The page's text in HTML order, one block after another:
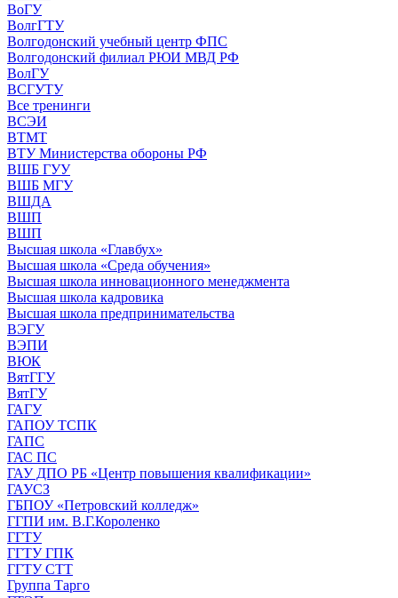
ВоГУ
ВолгГТУ
Волгодонский учебный центр ФПС
Волгодонский филиал РЮИ МВД РФ
ВолГУ
ВСГУТУ
Все тренинги
ВСЭИ
ВТМТ
ВТУ Министерства обороны РФ
ВШБ ГУУ
ВШБ МГУ
ВШДА
ВШП
ВШП
Высшая школа «Главбух»
Высшая школа «Среда обучения»
Высшая школа инновационного менеджмента
Высшая школа кадровика
Высшая школа предпринимательства
ВЭГУ
ВЭПИ
ВЮК
ВятГГУ
ВятГУ
ГАГУ
ГАПОУ ТСПК
ГАПС
ГАС ПС
ГАУ ДПО РБ «Центр повышения квалификации»
ГАУСЗ
ГБПОУ «Петровский колледж»
ГГПИ им. В.Г.Короленко
ГГТУ
ГГТУ ГПК
ГГТУ СТТ
Группа Тарго